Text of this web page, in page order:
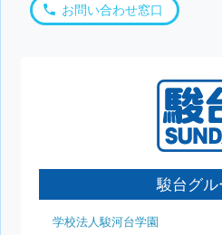
お問い合わせ窓口
駿台グ
学校法人駿河台学園